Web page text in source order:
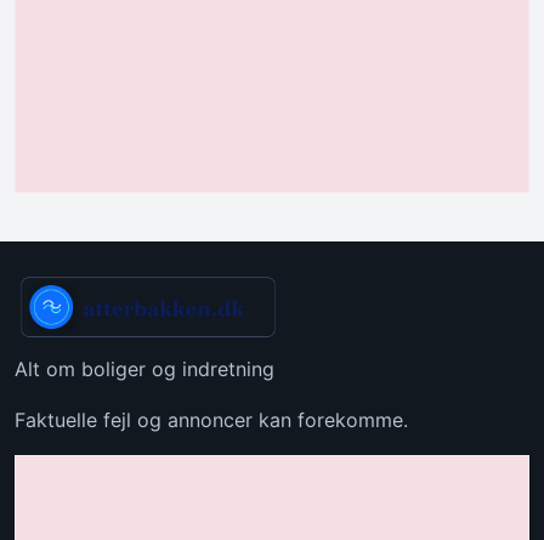
Alt om boliger og indretning
Faktuelle fejl og annoncer kan forekomme.